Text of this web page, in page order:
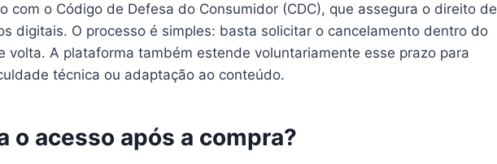
com o Código de Defesa do Consumidor (CDC), que assegura o direito de
digitais. O processo é simples: basta solicitar o cancelamento dentro do
volta. A plataforma também estende voluntariamente esse prazo para
técnica ou adaptação ao conteúdo.
o acesso após a compra?